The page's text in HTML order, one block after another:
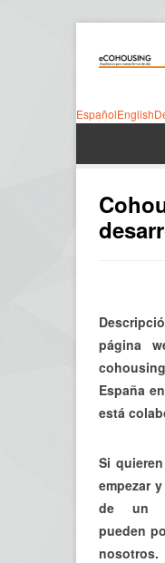
EspañolEnglish
página
España
está
Si
empezar
de un
pueden
nosotros.